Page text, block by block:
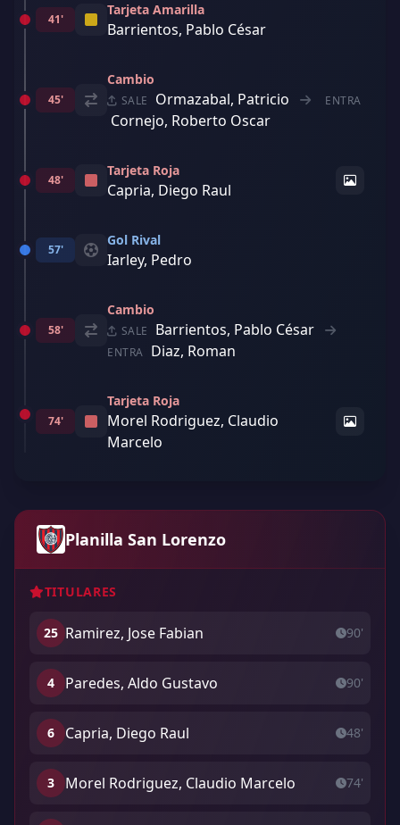
41'
Tarjeta Amarilla
Barrientos, Pablo César
45'
Cambio
SALE Ormazabal, Patricio ENTRA
Cornejo, Roberto Oscar
48'
Tarjeta Roja
Capria, Diego Raul
57'
Gol Rival
Iarley, Pedro
58'
Cambio
SALE Barrientos, Pablo César
ENTRA Diaz, Roman
74'
Tarjeta Roja
Morel Rodriguez, Claudio
Marcelo
Planilla San Lorenzo
TITULARES
25 Ramirez, Jose Fabian 90'
4 Paredes, Aldo Gustavo 90'
6 Capria, Diego Raul 48'
3 Morel Rodriguez, Claudio Marcelo 74'